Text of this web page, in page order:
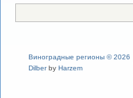
Виноградные регионы © 2026
Dilberby Harzem